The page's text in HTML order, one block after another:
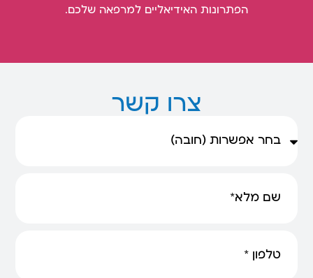
הפתרונות האידיאליים למרפאה שלכם.
צרו קשר